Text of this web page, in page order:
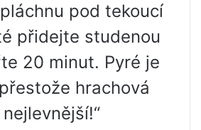
pod tekoucí
přidejte studenou
20 minut. Pyré je
hrachová